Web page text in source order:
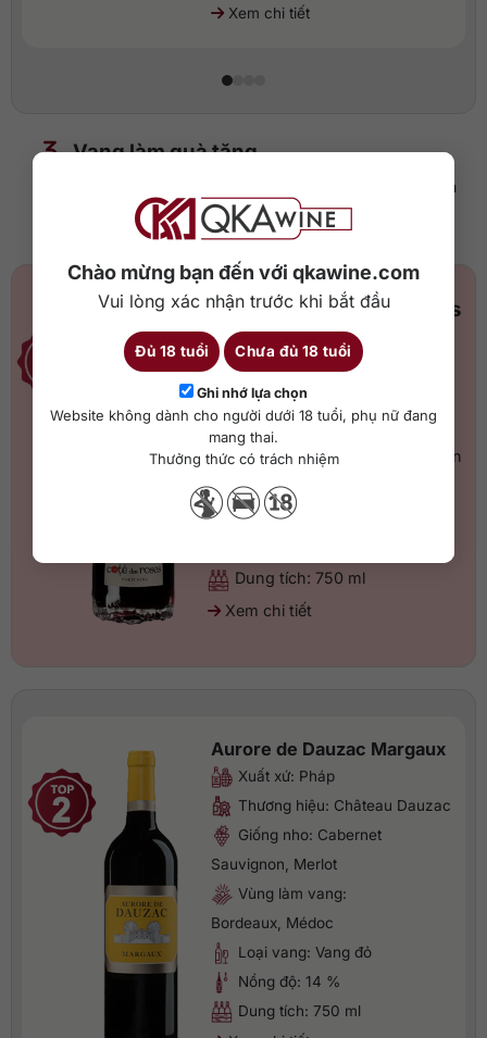
Chào mừng bạn đến với qkawine.com
Vui lòng xác nhận trước khi bắt đầu
Đủ 18 tuổi Chưa đủ 18 tuổi
Ghi nhớ lựa chọn
Website không dành cho người dưới 18 tuổi, phụ nữ đang
mang thai.
Thưởng thức có trách nhiệm
Xem chi tiết
.Vang làm quà tặng
Những chai vang có thiết kế sang trọng, ý nghĩa – thích
hợp tặng người thân, đối tác
Gerard Bertrand Cote des
Roses Pinot Noir
Xuất xứ: Pháp
Thương hiệu: Côte des Roses
Giống nho: Pinot Noir
Vùng làm vang: Pays d’Oc, Vin
de Pays
Loại vang: Vang đỏ
Dung tích: 750 ml
Xem chi tiết
Aurore de Dauzac Margaux
Xuất xứ: Pháp
Thương hiệu: Château Dauzac
Giống nho: Cabernet
Sauvignon, Merlot
Vùng làm vang:
Bordeaux, Médoc
Loại vang: Vang đỏ
Nồng độ: 14 %
Dung tích: 750 ml